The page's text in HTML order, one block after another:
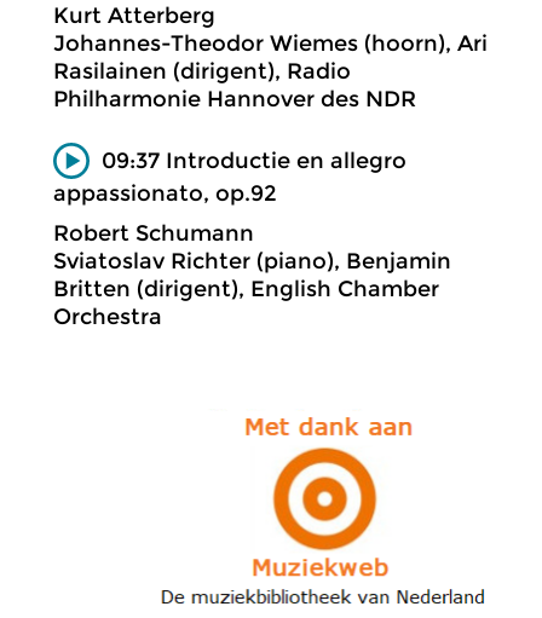
Kurt Atterberg
Johannes-Theodor Wiemes (hoorn), Ari
Rasilainen (dirigent), Radio
Philharmonie Hannover des NDR
09:37 Introductie en allegro
appassionato, op.92
Robert Schumann
Sviatoslav Richter (piano), Benjamin
Britten (dirigent), English Chamber
Orchestra